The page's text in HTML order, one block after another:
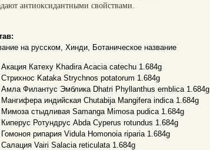
антиоксидантными свойствами.
на русском, Хинди, Ботаническое название
Акация Катеху Khadira Acacia catechu 1.684g
Стрихнос Kataka Strychnos potatorum 1.684g
Амла Филантус Эмблика Dhatri Phyllanthus emblica 1.684g
Мангифера индийская Chutabija Mangifera indica 1.684g
Мимоза стыдливая Samanga Mimosa pudica 1.684g
Киперус Ротундрус Abda Cyperus rotundus 1.684g
Гомоноя рипария Vidula Homonoia riparia 1.684g
Салация Vairi Salacia reticulata 1.684g